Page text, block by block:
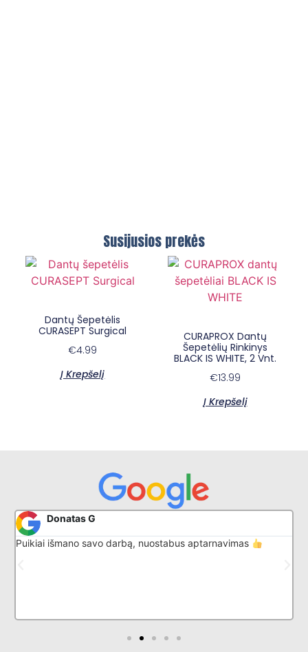
Susijusios prekės
Dantų Šepetėlis
CURASEPT Surgical
€4.99
Į Krepšelį
CURAPROX Dantų
Šepetėlių Rinkinys
BLACK IS WHITE, 2 Vnt.
€13.99
Į Krepšelį
Donatas G
Puikiai išmano savo darbą, nuostabus aptarnavimas